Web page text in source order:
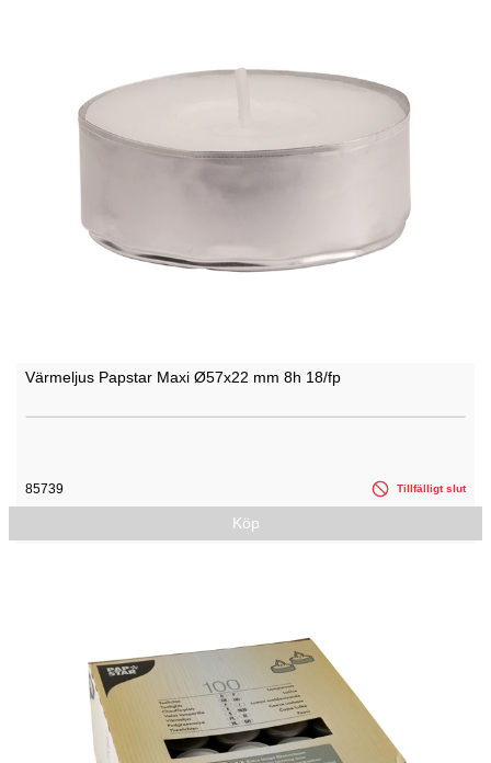
Värmeljus Papstar Maxi Ø57x22 mm 8h 18/fp
85739 Tillfälligt slut
Köp